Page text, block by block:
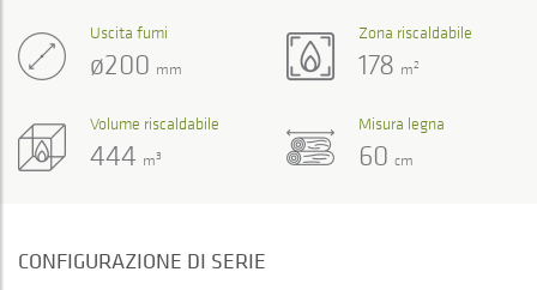
Volume riscaldabile
444 m3
Zona riscaldabile
178 m2
Uscita fumi
ø200 mm
Misura legna
60 cm
CONFIGURAZIONE DI SERIE